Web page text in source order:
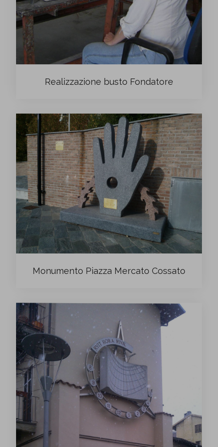
Realizzazione busto Fondatore
Monumento Piazza Mercato Cossato